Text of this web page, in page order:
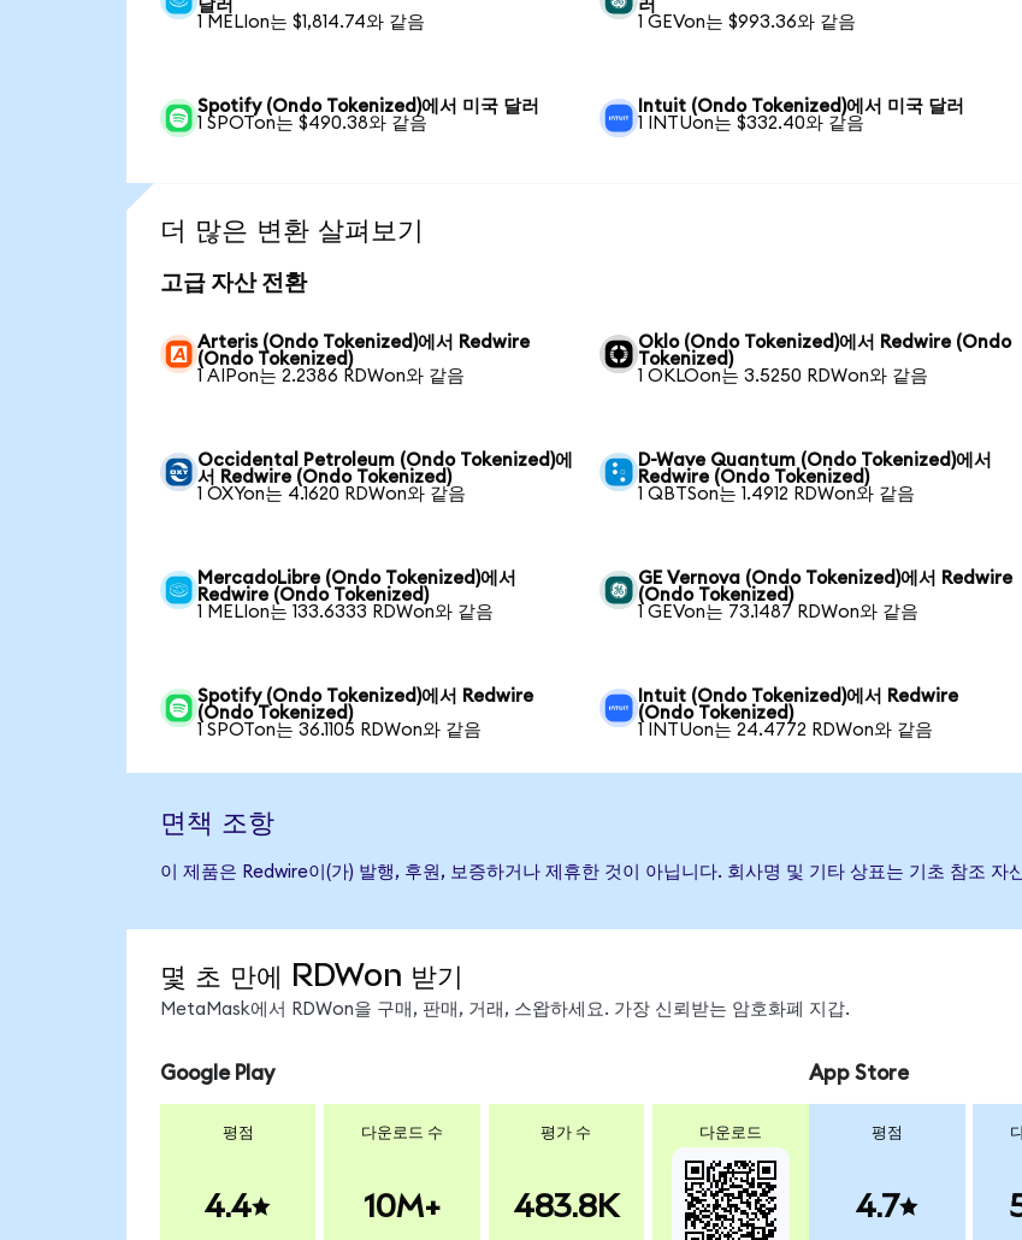
달러
1 MELIon는 $1,814.74와 같음
러
1 GEVon는 $993.36와 같음
Spotify (Ondo Tokenized)에서 미국 달러
1 SPOTon는 $490.38와 같음
Intuit (Ondo Tokenized)에서 미국 달러
1 INTUon는 $332.40와 같음
더 많은 변환 살펴보기
고급 자산 전환
Arteris (Ondo Tokenized)에서 Redwire
(Ondo Tokenized)
1 AIPon는 2.2386 RDWon와 같음
Oklo (Ondo Tokenized)에서 Redwire (Ondo
Tokenized)
1 OKLOon는 3.5250 RDWon와 같음
Occidental Petroleum (Ondo Tokenized)에
서 Redwire (Ondo Tokenized)
1 OXYon는 4.1620 RDWon와 같음
D-Wave Quantum (Ondo Tokenized)에서
Redwire (Ondo Tokenized)
1 QBTSon는 1.4912 RDWon와 같음
MercadoLibre (Ondo Tokenized)에서
Redwire (Ondo Tokenized)
1 MELIon는 133.6333 RDWon와 같음
GE Vernova (Ondo Tokenized)에서 Redwire
(Ondo Tokenized)
1 GEVon는 73.1487 RDWon와 같음
Spotify (Ondo Tokenized)에서 Redwire
(Ondo Tokenized)
1 SPOTon는 36.1105 RDWon와 같음
Intuit (Ondo Tokenized)에서 Redwire
(Ondo Tokenized)
1 INTUon는 24.4772 RDWon와 같음
면책 조항
이 제품은 Redwire이(가) 발행, 후원, 보증하거나 제휴한 것이 아닙니다. 회사명 및 기타 상표는 기초 참조 자
몇 초 만에 RDWon 받기
MetaMask에서 RDWon을 구매, 판매, 거래, 스왑하세요. 가장 신뢰받는 암호화폐 지갑.
Google Play
평점
4.4
다운로드 수
10M+
평가 수
483.8K
다운로드
App Store
평점
4.7